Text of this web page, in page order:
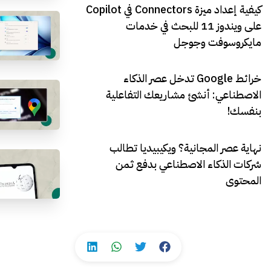
كيفية إعداد ميزة Connectors في Copilot
على ويندوز 11 للبحث في خدمات
مايكروسوفت وجوجل
خرائط Google تدخل عصر الذكاء
الاصطناعي: أنشئ مشاريعك التفاعلية
بنفسك!
نهاية عصر المجانية؟ ويكيبيديا تطالب
شركات الذكاء الاصطناعي بدفع ثمن
المحتوى